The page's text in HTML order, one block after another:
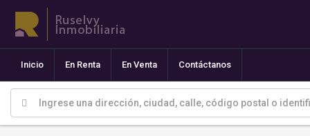
Inicio En Renta En Venta Contáctanos